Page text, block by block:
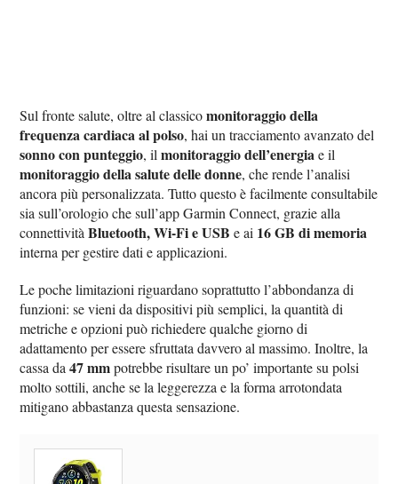
Sul fronte salute, oltre al classicomonitoraggio della
frequenza cardiaca al polso, hai un tracciamento avanzato del
sonno con punteggio, ilmonitoraggio dell’energia e il
monitoraggio della salute delle donne, che rende l’analisi
ancora più personalizzata. Tutto questo è facilmente consultabile
sia sull’orologio che sull’app Garmin Connect, grazie alla
connettivitàBluetooth, Wi‑Fi e USB e ai 16 GB di memoria
interna per gestire dati e applicazioni.
Le poche limitazioni riguardano soprattutto l’abbondanza di
funzioni: se vieni da dispositivi più semplici, la quantità di
metriche e opzioni può richiedere qualche giorno di
adattamento per essere sfruttata davvero al massimo. Inoltre, la
cassa da47 mmpotrebbe risultare un po’ importante su polsi
molto sottili, anche se la leggerezza e la forma arrotondata
mitigano abbastanza questa sensazione.